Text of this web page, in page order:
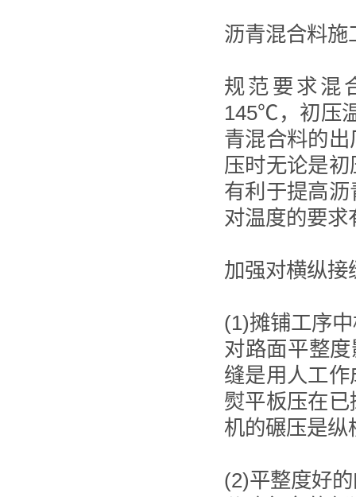
沥青混合料施
规范要求混
145℃，初压
青混合料的
压时无论是
有利于提高
对温度的要求
加强对横纵接
(1)摊铺工序
对路面平整
缝是用人工
熨平板压在
机的碾压是纵
(2)平整度好